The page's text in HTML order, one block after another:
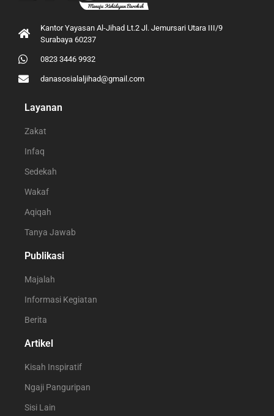
Kantor Yayasan Al-Jihad Lt.2 Jl. Jemursari Utara III/9
Surabaya 60237
0823 3446 9932
danasosialaljihad@gmail.com
Layanan
Zakat
Infaq
Sedekah
Wakaf
Aqiqah
Tanya Jawab
Publikasi
Majalah
Informasi Kegiatan
Berita
Artikel
Kisah Inspiratif
Ngaji Panguripan
Sisi Lain